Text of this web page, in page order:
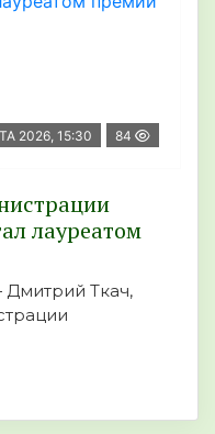
2026, 15:30 84
лауреатом
Ткач,